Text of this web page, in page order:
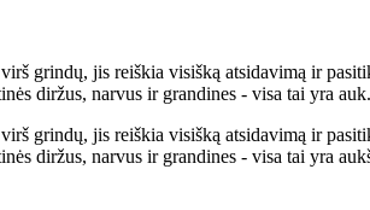
grindų, jis reiškia visišką atsidavimą ir
diržus, narvus ir grandines - visa tai yra
grindų, jis reiškia visišką atsidavimą ir
diržus, narvus ir grandines - visa tai yra